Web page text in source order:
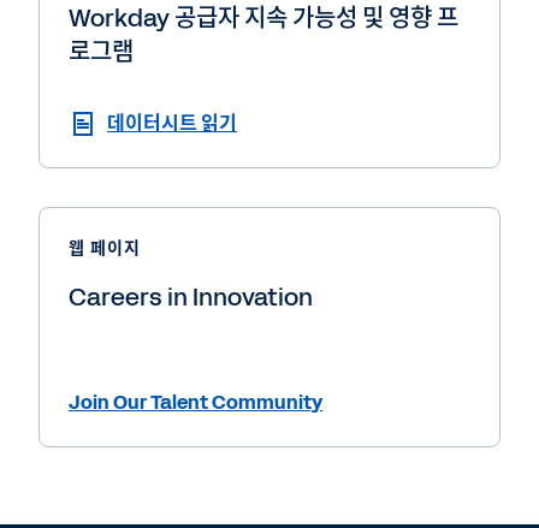
Workday 공급자 지속 가능성 및 영향 프
로그램
데이터시트 읽기
웹 페이지
Careers in Innovation
Join Our Talent Community